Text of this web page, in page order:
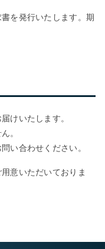
を発行いたします。期
けいたします。
。
い合わせください。
意いただいておりま